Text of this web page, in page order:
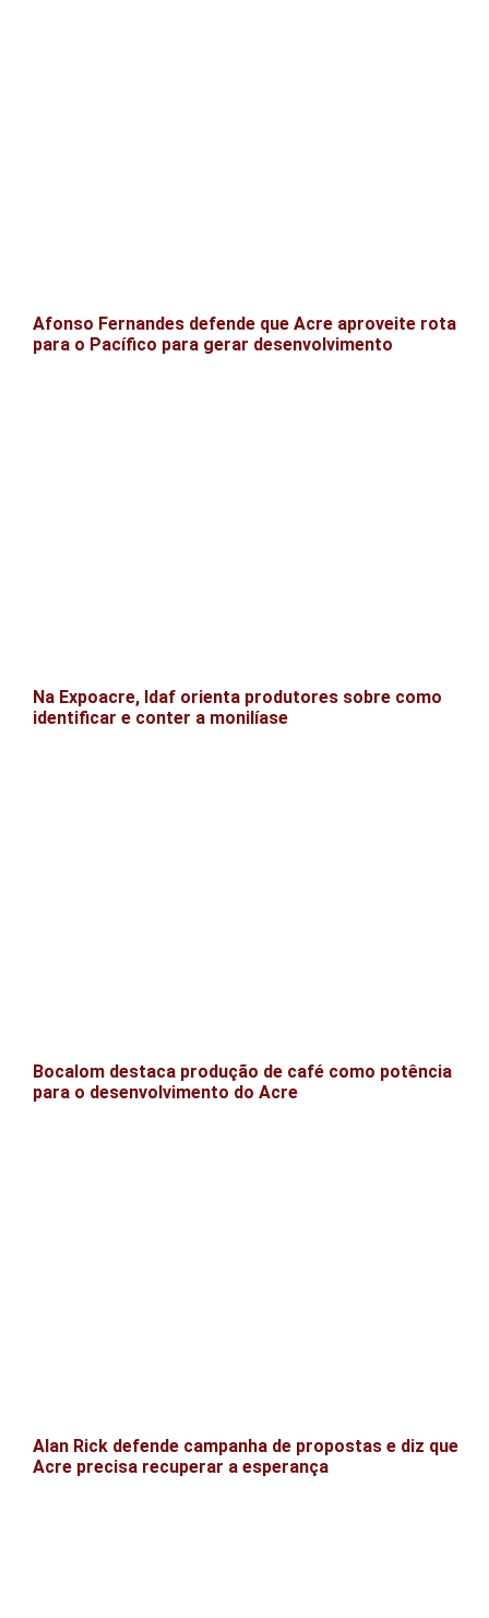
Afonso Fernandes defende que Acre aproveite rota
para o Pacífico para gerar desenvolvimento
Na Expoacre, Idaf orienta produtores sobre como
identificar e conter a monilíase
Bocalom destaca produção de café como potência
para o desenvolvimento do Acre
Alan Rick defende campanha de propostas e diz que
Acre precisa recuperar a esperança